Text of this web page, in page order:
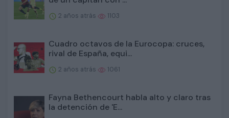
2 años atrás 1103
Cuadro octavos de la Eurocopa: cruces,
rival de España, equi...
2 años atrás 1061
Fayna Bethencourt habla alto y claro tras
la detención de 'E...